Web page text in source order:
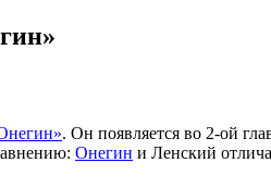
. Он появляется во 2-ой
Онегин и Ленский